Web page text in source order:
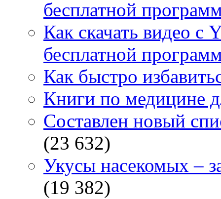
бесплатной
Как скачать видео с
бесплатной
Как быстро
Книги по медицине
Составлен новый
(23 632)
Укусы насекомых –
(19 382)